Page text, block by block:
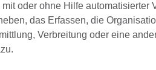
oder ohne Hilfe
das Erfassen, die
Verbreitung oder eine